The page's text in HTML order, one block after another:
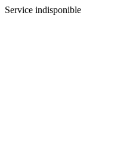
Service indisponible